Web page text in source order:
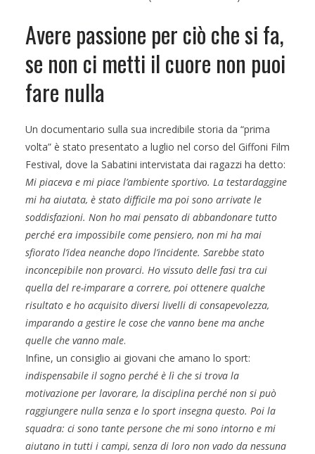
Avere passione per ciò che si fa,
se non ci metti il cuore non puoi
fare nulla
Un documentario sulla sua incredibile storia da “prima
volta” è stato presentato a luglio nel corso del Giffoni Film
Festival, dove la Sabatini intervistata dai ragazzi ha detto:
Mi piaceva e mi piace l’ambiente sportivo. La testardaggine
mi ha aiutata, è stato difficile ma poi sono arrivate le
soddisfazioni. Non ho mai pensato di abbandonare tutto
perché era impossibile come pensiero, non mi ha mai
sfiorato l’idea neanche dopo l’incidente. Sarebbe stato
inconcepibile non provarci. Ho vissuto delle fasi tra cui
quella del re-imparare a correre, poi ottenere qualche
risultato e ho acquisito diversi livelli di consapevolezza,
imparando a gestire le cose che vanno bene ma anche
quelle che vanno male.
Infine, un consiglio ai giovani che amano lo sport:
indispensabile il sogno perché è lì che si trova la
motivazione per lavorare, la disciplina perché non si può
raggiungere nulla senza e lo sport insegna questo. Poi la
squadra: ci sono tante persone che mi sono intorno e mi
aiutano in tutti i campi, senza di loro non vado da nessuna